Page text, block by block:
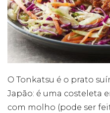
O Tonkatsu é o prato
Japão: é uma costeleta
com molho (pode ser